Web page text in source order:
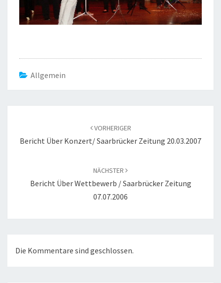
Allgemein
VORHERIGER
Bericht Über Konzert/ Saarbrücker Zeitung 20.03.2007
NÄCHSTER
Bericht Über Wettbewerb / Saarbrücker Zeitung
07.07.2006
Die Kommentare sind geschlossen.